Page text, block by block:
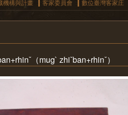
機構與計畫 客家委員會 數位臺灣客家庄
（mug` zhiˇban+rhinˇ）